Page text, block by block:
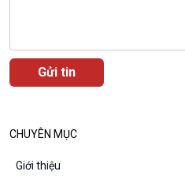
CHUYÊN MỤC
Giới thiệu